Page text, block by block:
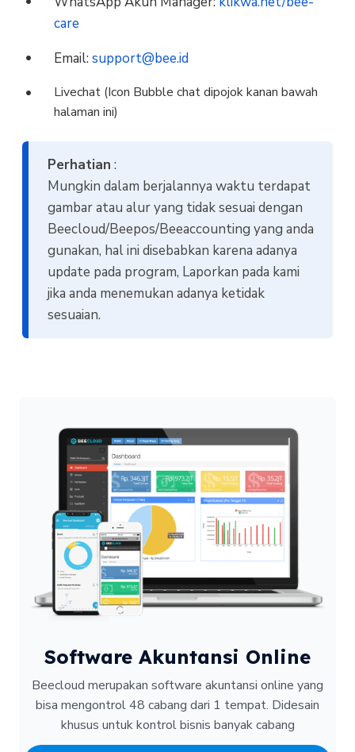
care
Email: support@bee.id
Livechat (Icon Bubble chat dipojok kanan bawah
halaman ini)
Perhatian :
Mungkin dalam berjalannya waktu terdapat
gambar atau alur yang tidak sesuai dengan
Beecloud/Beepos/Beeaccounting yang anda
gunakan, hal ini disebabkan karena adanya
update pada program, Laporkan pada kami
jika anda menemukan adanya ketidak
sesuaian.
Software Akuntansi Online
Beecloud merupakan software akuntansi online yang
bisa mengontrol 48 cabang dari 1 tempat. Didesain
khusus untuk kontrol bisnis banyak cabang